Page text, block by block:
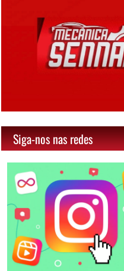
Siga-nos nas redes